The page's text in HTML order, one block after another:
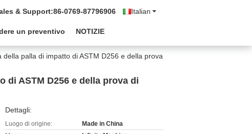
Italian
& Support:86-0769-87796906
un preventivo NOTIZIE
palla di impatto di ASTM D256 e della prova
ASTM D256 e della prova di
Dettagli:
Luogo di origine:
Made in China